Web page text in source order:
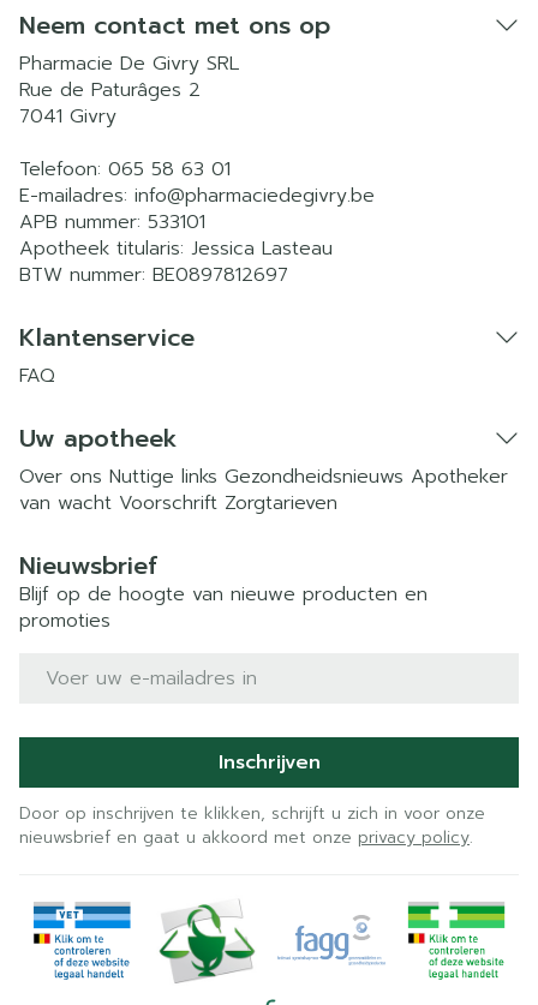
Neem contact met ons op
Pharmacie De Givry SRL
Rue de Paturâges 2
7041 Givry
Telefoon: 065 58 63 01
E-mailadres: info@pharmaciedegivry.be
APB nummer: 533101
Apotheek titularis: Jessica Lasteau
BTW nummer: BE0897812697
Klantenservice
FAQ
Uw apotheek
Over ons Nuttige links Gezondheidsnieuws Apotheker
van wacht Voorschrift Zorgtarieven
Nieuwsbrief
Blijf op de hoogte van nieuwe producten en
promoties
E-mail adres
Inschrijven
Door op inschrijven te klikken, schrijft u zich in voor onze
nieuwsbrief en gaat u akkoord met onze privacy policy.